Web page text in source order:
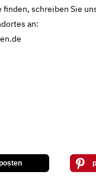
finden, schreiben Sie
an: